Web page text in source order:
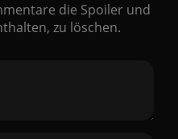
die Spoiler und
zu löschen.